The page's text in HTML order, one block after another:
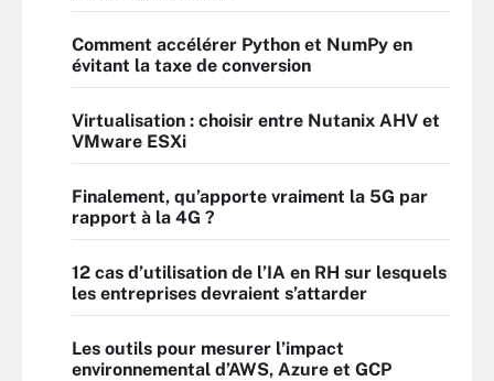
Comment accélérer Python et NumPy en
évitant la taxe de conversion
Virtualisation : choisir entre Nutanix AHV et
VMware ESXi
Finalement, qu’apporte vraiment la 5G par
rapport à la 4G ?
12 cas d’utilisation de l’IA en RH sur lesquels
les entreprises devraient s’attarder
Les outils pour mesurer l’impact
environnemental d’AWS, Azure et GCP